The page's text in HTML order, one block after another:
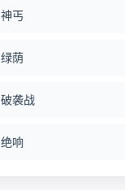
神丐
绿荫
破袭战
绝响